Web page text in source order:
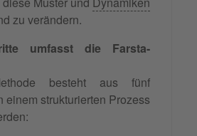
zu verändern.
umfasst die Farsta-
besteht aus fünf
einem strukturierten Prozess